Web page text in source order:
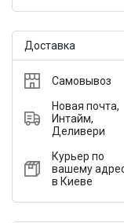
Доставка
Самовывоз
Новая почта,
Интайм,
Деливери
Курьер по
вашему
в Киеве